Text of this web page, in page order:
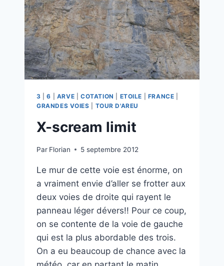
3 |6 ARVE COTATION ETOILE FRANCE
GRANDES VOIES
TOUR D'AREU
X-scream limit
Par Florian 5 septembre 2012
Le mur de cette voie est énorme, on
a vraiment envie d’aller se frotter aux
deux voies de droite qui rayent le
panneau léger dévers!! Pour ce coup,
on se contente de la voie de gauche
qui est la plus abordable des trois.
On a eu beaucoup de chance avec la